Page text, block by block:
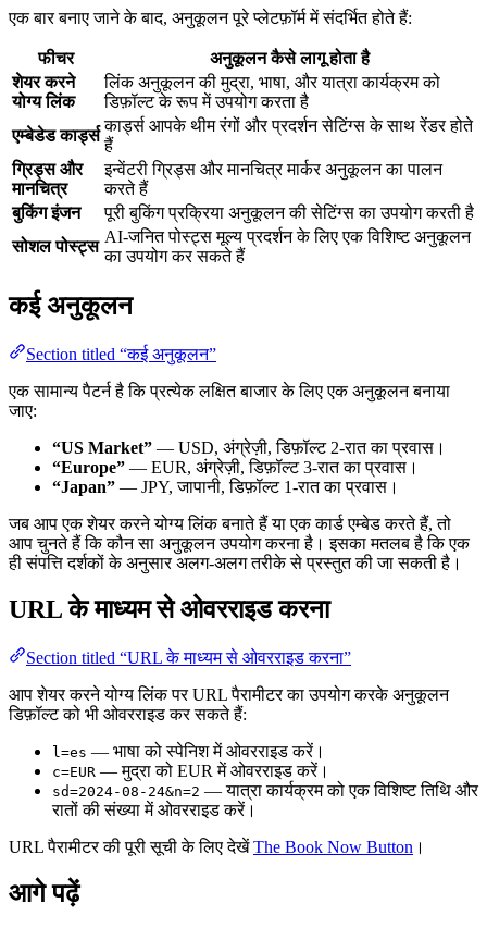
एक बार बनाए जाने के बाद, अनुकूलन पूरे प्लेटफ़ॉर्म में संदर्भित होते हैं:
फीचर
अनुकूलन कैसे लागू होता है
शेयर करने
योग्य लिंक
लिंक अनुकूलन की मुद्रा, भाषा, और यात्रा कार्यक्रम को
डिफ़ॉल्ट के रूप में उपयोग करता है
एम्बेडेड कार्ड्स
कार्ड्स आपके थीम रंगों और प्रदर्शन सेटिंग्स के साथ रेंडर होते
हैं
ग्रिड्स और
मानचित्र
इन्वेंटरी ग्रिड्स और मानचित्र मार्कर अनुकूलन का पालन
करते हैं
बुकिंग इंजन
पूरी बुकिंग प्रक्रिया अनुकूलन की सेटिंग्स का उपयोग करती है
सोशल पोस्ट्स
AI-जनित पोस्ट्स मूल्य प्रदर्शन के लिए एक विशिष्ट अनुकूलन
का उपयोग कर सकते हैं
कई अनुकूलन
Section titled “कई अनुकूलन”
एक सामान्य पैटर्न है कि प्रत्येक लक्षित बाजार के लिए एक अनुकूलन बनाया
जाए:
“US Market” — USD, अंग्रेज़ी, डिफ़ॉल्ट 2-रात का प्रवास।
“Europe” — EUR, अंग्रेज़ी, डिफ़ॉल्ट 3-रात का प्रवास।
“Japan” — JPY, जापानी, डिफ़ॉल्ट 1-रात का प्रवास।
जब आप एक शेयर करने योग्य लिंक बनाते हैं या एक कार्ड एम्बेड करते हैं, तो
आप चुनते हैं कि कौन सा अनुकूलन उपयोग करना है। इसका मतलब है कि एक
ही संपत्ति दर्शकों के अनुसार अलग-अलग तरीके से प्रस्तुत की जा सकती है।
URL के माध्यम से ओवरराइड करना
Section titled “URL के माध्यम से ओवरराइड करना”
आप शेयर करने योग्य लिंक पर URL पैरामीटर का उपयोग करके अनुकूलन
डिफ़ॉल्ट को भी ओवरराइड कर सकते हैं:
l=es — भाषा को स्पेनिश में ओवरराइड करें।
c=EUR — मुद्रा को EUR में ओवरराइड करें।
sd=2024-08-24&n=2 — यात्रा कार्यक्रम को एक विशिष्ट तिथि और
रातों की संख्या में ओवरराइड करें।
URL पैरामीटर की पूरी सूची के लिए देखेंThe Book Now Button ।
आगे पढ़ें